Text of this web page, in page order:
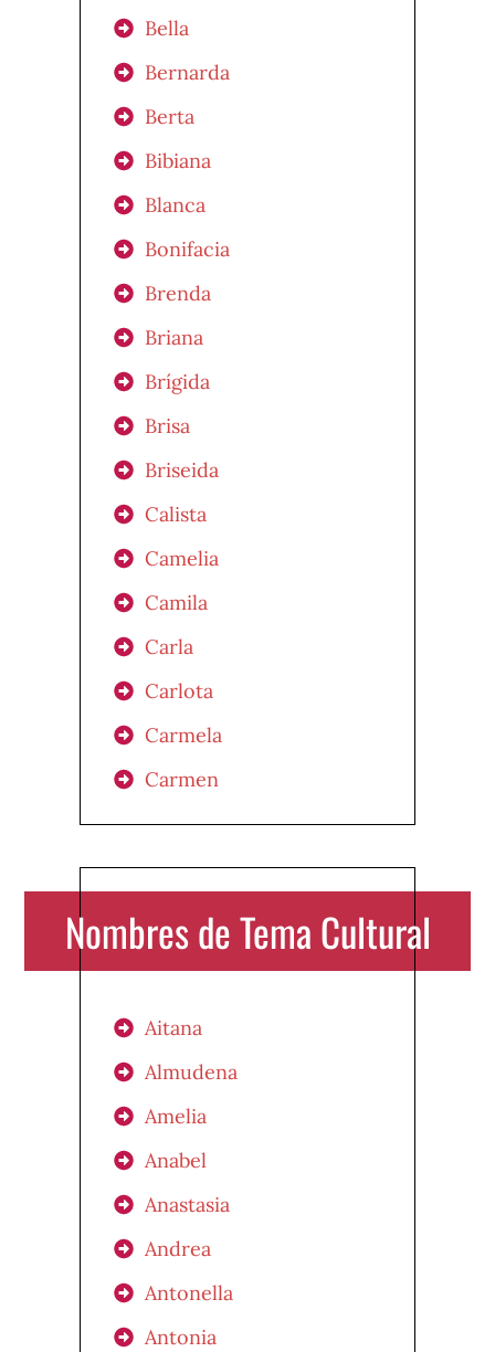
Bella
Bernarda
Berta
Bibiana
Blanca
Bonifacia
Brenda
Briana
Brígida
Brisa
Briseida
Calista
Camelia
Camila
Carla
Carlota
Carmela
Carmen
Nombres de Tema Cultural
Aitana
Almudena
Amelia
Anabel
Anastasia
Andrea
Antonella
Antonia